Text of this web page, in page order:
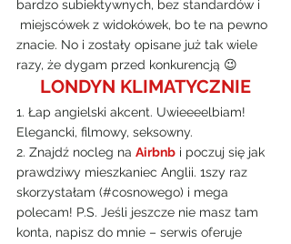
bardzo subiektywnych, bez standardów i
miejscówek z widokówek, bo te na pewno
znacie. No i zostały opisane już tak wiele
razy, że dygam przed konkurencją 😉
LONDYN KLIMATYCZNIE
1. Łap angielski akcent. Uwieeeelbiam!
Elegancki, filmowy, seksowny.
2. Znajdź nocleg na Airbnb i poczuj się jak
prawdziwy mieszkaniec Anglii. 1szy raz
skorzystałam (#cosnowego) i mega
polecam! P.S. Jeśli jeszcze nie masz tam
konta, napisz do mnie – serwis oferuje